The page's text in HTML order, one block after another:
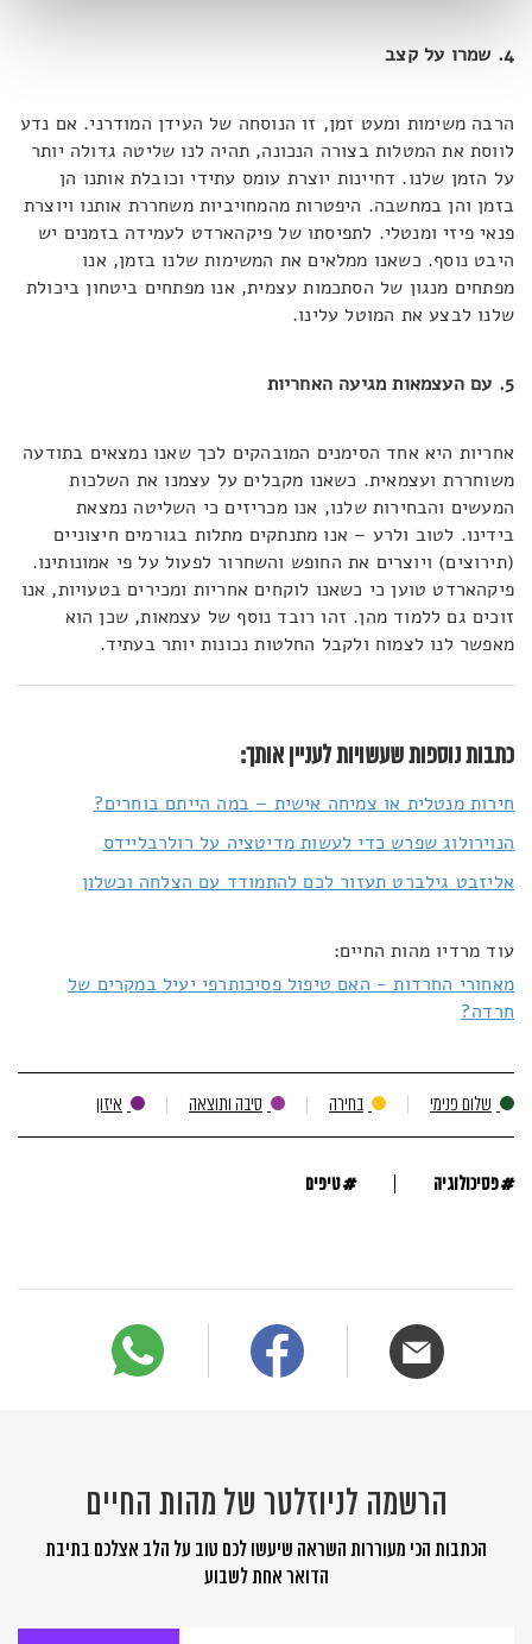
4. שמרו על קצב
הרבה משימות ומעט זמן, זו הנוסחה של העידן המודרני. אם נדע
לווסת את המטלות בצורה הנכונה, תהיה לנו שליטה גדולה יותר
על הזמן שלנו. דחיינות יוצרת עומס עתידי וכובלת אותנו הן
בזמן והן במחשבה. היפטרות מהמחויביות משחררת אותנו ויוצרת
פנאי פיזי ומנטלי. לתפיסתו של פיקהארדט לעמידה בזמנים יש
היבט נוסף. כשאנו ממלאים את המשימות שלנו בזמן, אנו
מפתחים מנגון של הסתכמות עצמית, אנו מפתחים ביטחון ביכולת
שלנו לבצע את המוטל עלינו.
5. עם העצמאות מגיעה האחריות
אחריות היא אחד הסימנים המובהקים לכך שאנו נמצאים בתודעה
משוחררת ועצמאית. כשאנו מקבלים על עצמנו את השלכות
המעשים והבחירות שלנו, אנו מכריזים כי השליטה נמצאת
בידינו. לטוב ולרע – אנו מתנתקים מתלות בגורמים חיצוניים
(תירוצים) ויוצרים את החופש והשחרור לפעול על פי אמונותינו.
פיקהארדט טוען כי כשאנו לוקחים אחריות ומכירים בטעויות, אנו
זוכים גם ללמוד מהן. זהו רובד נוסף של עצמאות, שכן הוא
מאפשר לנו לצמוח ולקבל החלטות נכונות יותר בעתיד.
כתבות נוספות שעשויות לעניין אותך:
חירות מנטלית או צמיחה אישית – במה הייתם בוחרים?
הנוירולוג שפרש כדי לעשות מדיטציה על רולרבליידס
אליזבט גילברט תעזור לכם להתמודד עם הצלחה וכשלון
עוד מרדיו מהות החיים:
מאחורי החרדות - האם טיפול פסיכותרפי יעיל במקרים של
חרדה?
שלום פנימי בחירה סיבה ותוצאה איזון
#פסיכולוגיה #טיפים
הרשמה לניוזלטר של מהות החיים
הכתבות הכי מעוררות השראה שיעשו לכם טוב על הלב אצלכם בתיבת
הדואר אחת לשבוע